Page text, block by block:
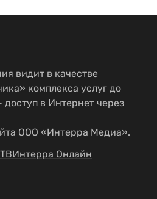
видит в качестве
комплекса услуг до
доступ в Интернет через
ООО «Интерра Медиа».
Интерра Онлайн